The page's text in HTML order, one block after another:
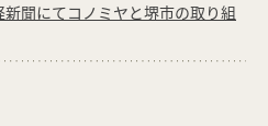
新聞にてコノミヤと堺市の取り組